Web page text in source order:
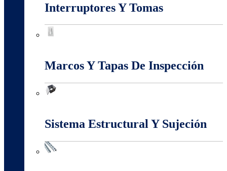
Interruptores Y Tomas
Marcos Y Tapas De Inspección
Sistema Estructural Y Sujeción